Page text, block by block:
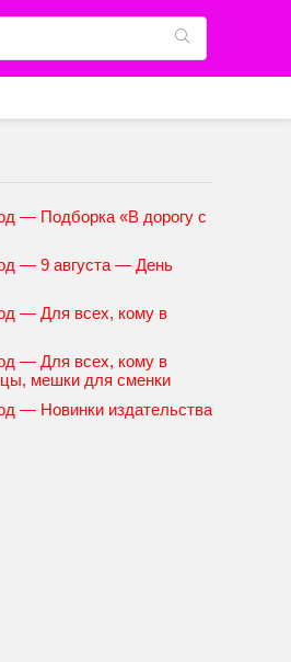
— Подборка «В дорогу с
— 9 августа — День
— Для всех, кому в
— Для всех, кому в
мешки для сменки
— Новинки издательства